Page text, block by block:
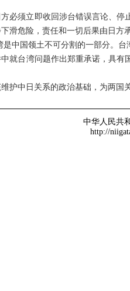
须立即收回涉台错误言论、停
滑危险，责任和一切后果由日方
国领土不可分割的一部分。台
就台湾问题作出郑重承诺，具
中日关系的政治基础，为两国
中华人民共
http://